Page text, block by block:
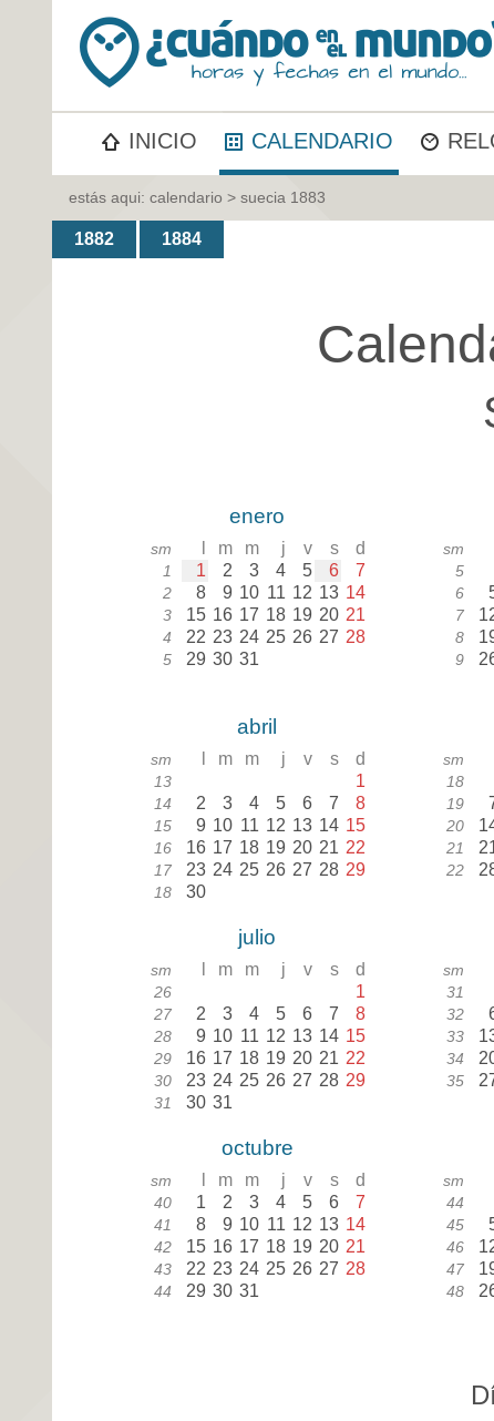
INICIO CALENDARIO
estás aqui: calendario > suecia 1883
1882 1884
enero
sm m m j v s d
1 1 2 3 4 5 6 7
2 8 9 10 11 12 13 14
3 15 16 17 18 19 20 21
4 22 23 24 25 26 27 28
5 29 30 31
sm
5
6
7
8
9
abril
sm m m j v s d
13 1
14 2 3 4 5 6 7 8
15 9 10 11 12 13 14 15
16 16 17 18 19 20 21 22
17 23 24 25 26 27 28 29
18 30
sm
18
19
20
21
22
julio
sm m m j v s d
26 1
27 2 3 4 5 6 7 8
28 9 10 11 12 13 14 15
29 16 17 18 19 20 21 22
30 23 24 25 26 27 28 29
31 30 31
sm
31
32
33
34
35
octubre
sm m m j v s d
40 1 2 3 4 5 6 7
41 8 9 10 11 12 13 14
42 15 16 17 18 19 20 21
43 22 23 24 25 26 27 28
44 29 30 31
sm
44
45
46
47
48